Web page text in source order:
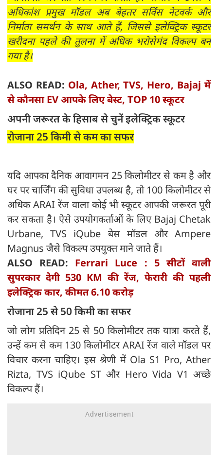
अधिकांश प्रमुख मॉडल अब बेहतर सर्विस नेटवर्क और
निर्माता समर्थन के साथ आते हैं, जिससे इलेक्ट्रिक स्कूटर
खरीदना पहले की तुलना में अधिक भरोसेमंद विकल्प बन
गया है।
ALSO READ: Ola, Ather, TVS, Hero, Bajaj में
से कौनसा EV आपके लिए बेस्ट, TOP 10 स्कूटर
अपनी जरूरत के हिसाब से चुनें इलेक्ट्रिक स्कूटर
रोजाना 25 किमी से कम का सफर
यदि आपका दैनिक आवागमन 25 किलोमीटर से कम है और
घर पर चार्जिंग की सुविधा उपलब्ध है, तो 100 किलोमीटर से
अधिक ARAI रेंज वाला कोई भी स्कूटर आपकी जरूरत पूरी
कर सकता है। ऐसे उपयोगकर्ताओं के लिए Bajaj Chetak
Urbane, TVS iQube बेस मॉडल और Ampere
Magnus जैसे विकल्प उपयुक्त माने जाते हैं।
ALSO READ: Ferrari Luce : 5 सीटों वाली
सुपरकार देगी 530 KM की रेंज, फेरारी की पहली
इलेक्ट्रिक कार, कीमत 6.10 करोड़
रोजाना 25 से 50 किमी का सफर
जो लोग प्रतिदिन 25 से 50 किलोमीटर तक यात्रा करते हैं,
उन्हें कम से कम 130 किलोमीटर ARAI रेंज वाले मॉडल पर
विचार करना चाहिए। इस श्रेणी में Ola S1 Pro, Ather
Rizta, TVS iQube ST और Hero Vida V1 अच्छे
विकल्प हैं।